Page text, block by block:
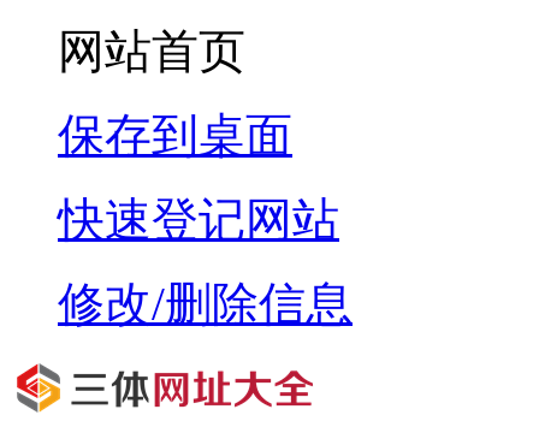
网站首页
保存到桌面
快速登记网站
修改/删除信息